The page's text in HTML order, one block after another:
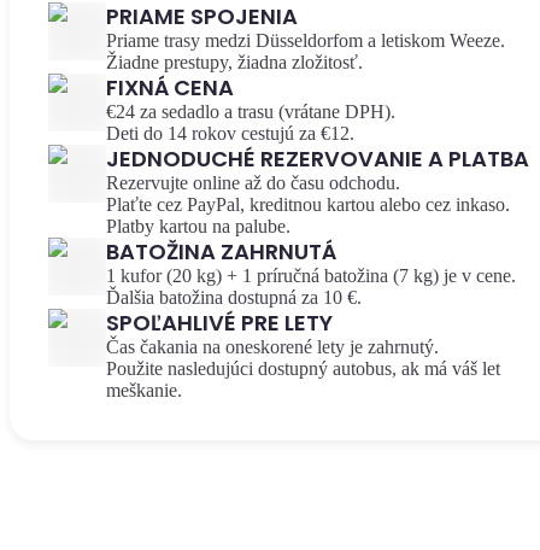
PRIAME SPOJENIA
Priame trasy medzi Düsseldorfom a letiskom Weeze.
Žiadne prestupy, žiadna zložitosť.
FIXNÁ CENA
€24 za sedadlo a trasu (vrátane DPH).
Deti do 14 rokov cestujú za €12.
JEDNODUCHÉ REZERVOVANIE A PLATBA
Rezervujte online až do času odchodu.
Plaťte cez PayPal, kreditnou kartou alebo cez inkaso.
Platby kartou na palube.
BATOŽINA ZAHRNUTÁ
1 kufor (20 kg) + 1 príručná batožina (7 kg) je v cene.
Ďalšia batožina dostupná za 10 €.
SPOĽAHLIVÉ PRE LETY
Čas čakania na oneskorené lety je zahrnutý.
Použite nasledujúci dostupný autobus, ak má váš let
meškanie.